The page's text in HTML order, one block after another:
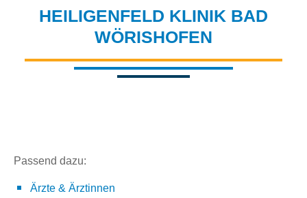
HEILIGENFELD KLINIK BAD
WÖRISHOFEN
Passend dazu:
Ärzte & Ärztinnen